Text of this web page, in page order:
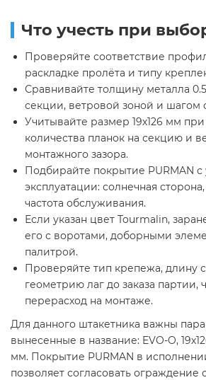
Что учесть при
Проверяйте соответствие
раскладке пролёта и типу
Сравнивайте толщину металла
секции, ветровой зоной и шагом
Учитывайте размер 19х126 мм при
количества планок на секцию и
монтажного зазора.
Подбирайте покрытие PURMAN
эксплуатации: солнечная
частота обслуживания.
Если указан цвет Tourmalin,
его с воротами, доборными
палитрой.
Проверяйте тип крепежа, длину
геометрию лаг до заказа партии,
перерасход на монтаже.
Для данного штакетника важны
вынесенные в название: EVO-O,
мм. Покрытие PURMAN в
позволяет согласовать ограждение